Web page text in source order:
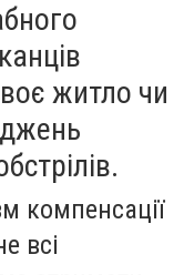
житло чи
компенсації
всі